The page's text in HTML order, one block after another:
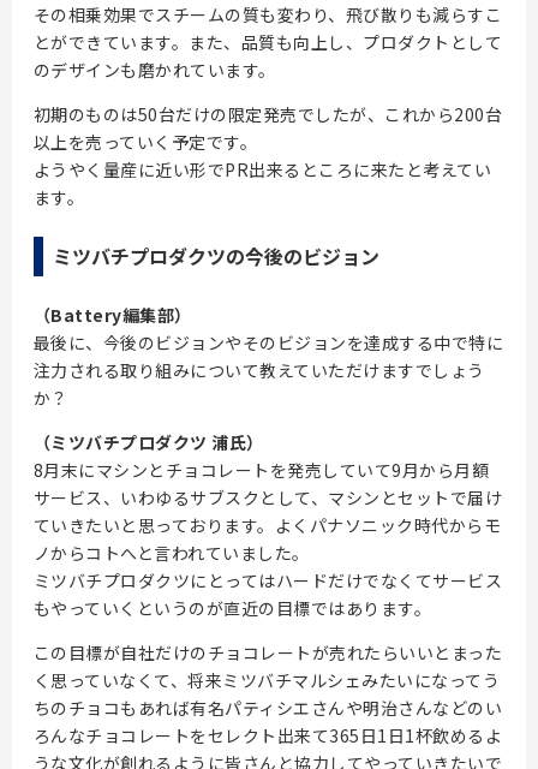
その相乗効果でスチームの質も変わり、飛び散りも減らすこ
とができています。また、品質も向上し、プロダクトとして
のデザインも磨かれています。
初期のものは50台だけの限定発売でしたが、これから200台
以上を売っていく予定です。
ようやく量産に近い形でPR出来るところに来たと考えてい
ます。
ミツバチプロダクツの今後のビジョン
（Battery編集部）
最後に、今後のビジョンやそのビジョンを達成する中で特に
注力される取り組みについて教えていただけますでしょう
か？
（ミツバチプロダクツ 浦氏）
8月末にマシンとチョコレートを発売していて9月から月額
サービス、いわゆるサブスクとして、マシンとセットで届け
ていきたいと思っております。よくパナソニック時代からモ
ノからコトへと言われていました。
ミツバチプロダクツにとってはハードだけでなくてサービス
もやっていくというのが直近の目標ではあります。
この目標が自社だけのチョコレートが売れたらいいとまった
く思っていなくて、将来ミツバチマルシェみたいになってう
ちのチョコもあれば有名パティシエさんや明治さんなどのい
ろんなチョコレートをセレクト出来て365日1日1杯飲めるよ
うな文化が創れるように皆さんと協力してやっていきたいで